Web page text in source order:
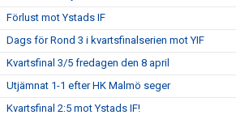
Förlust mot Ystads IF
Dags för Rond 3 i kvartsfinalserien mot YIF
Kvartsfinal 3/5 fredagen den 8 april
Utjämnat 1-1 efter HK Malmö seger
Kvartsfinal 2:5 mot Ystads IF!